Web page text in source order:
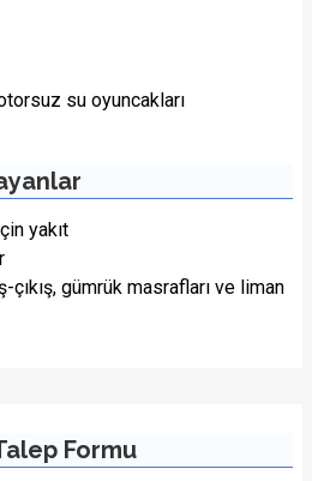
su oyuncakları
yakıt
çıkış, gümrük masrafları ve liman
Formu